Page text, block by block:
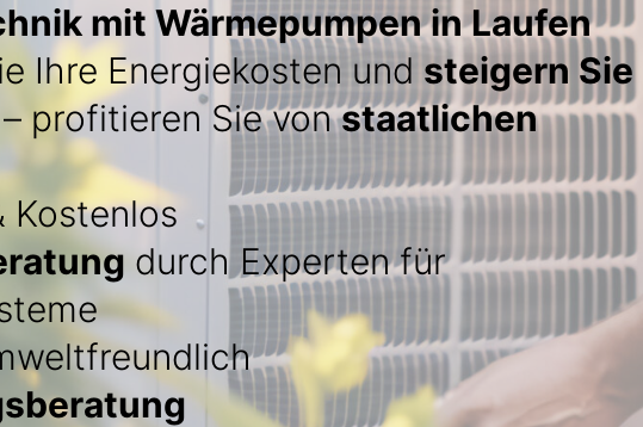
mit Wärmepumpen in Laufen
Ihre Energiekosten und steigern Sie
– profitieren Sie vonstaatlichen
Kostenlos
durch Experten für